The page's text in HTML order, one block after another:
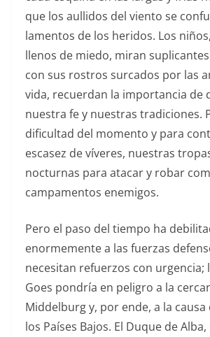
que los aullidos del viento se
lamentos de los heridos. Los
llenos de miedo, miran
con sus rostros surcados por las
vida, recuerdan la importancia de
nuestra fe y nuestras tradiciones.
dificultad del momento y para
escasez de víveres, nuestras
nocturnas para atacar y robar
campamentos enemigos.
Pero el paso del tiempo ha
enormemente a las fuerzas
necesitan refuerzos con urgencia;
Goes pondría en peligro a la
Middelburg y, por ende, a la causa
los Países Bajos. El Duque de